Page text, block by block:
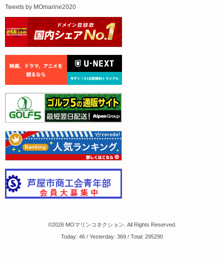
Tweets by MOmarine2020
©2026 MOマリンコネクション . All Rights Reserved.
Today: 46 / Yesterday: 369 / Total: 295290